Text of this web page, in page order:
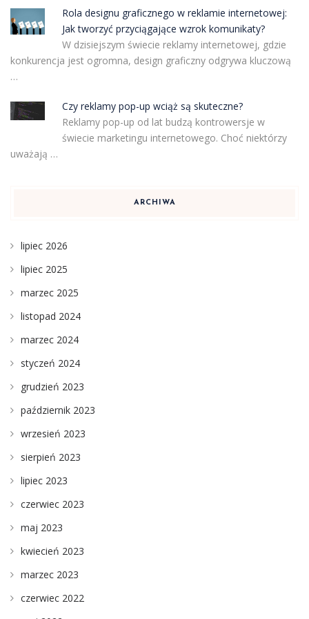
Rola designu graficznego w reklamie internetowej:
Jak tworzyć przyciągające wzrok komunikaty?
W dzisiejszym świecie reklamy internetowej, gdzie
konkurencja jest ogromna, design graficzny odgrywa kluczową
…
Czy reklamy pop-up wciąż są skuteczne?
Reklamy pop-up od lat budzą kontrowersje w
świecie marketingu internetowego. Choć niektórzy
uważają …
ARCHIWA
lipiec 2026
lipiec 2025
marzec 2025
listopad 2024
marzec 2024
styczeń 2024
grudzień 2023
październik 2023
wrzesień 2023
sierpień 2023
lipiec 2023
czerwiec 2023
maj 2023
kwiecień 2023
marzec 2023
czerwiec 2022